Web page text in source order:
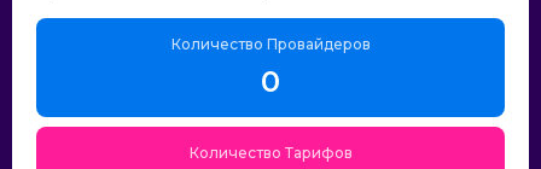
Количество Провайдеров
0
Количество Тарифов